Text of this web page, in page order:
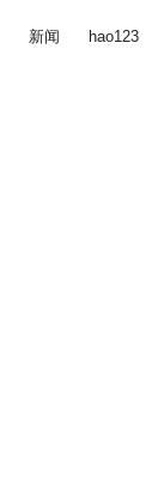
新闻 hao123